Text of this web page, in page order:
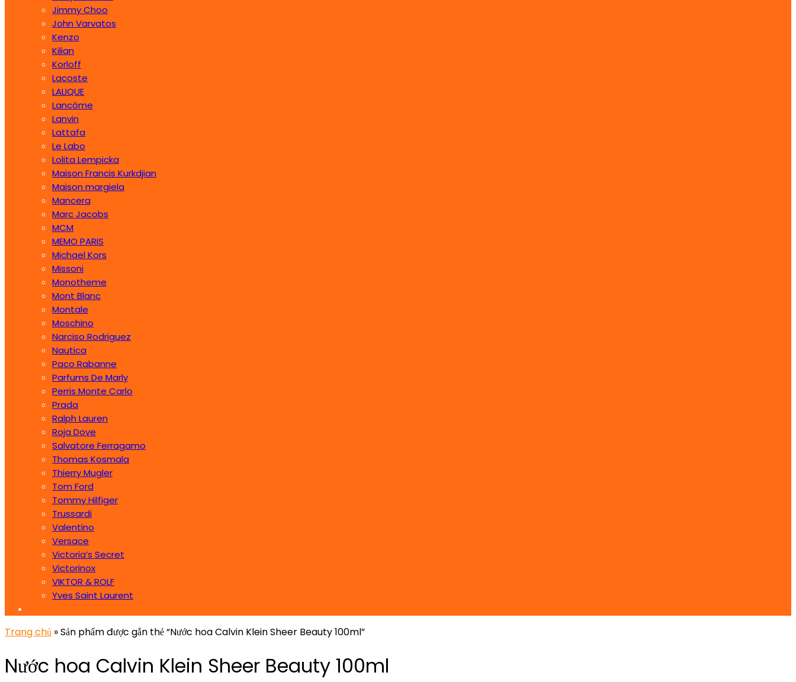
Jimmy Choo
John Varvatos
Kenzo
Kilian
Korloff
Lacoste
LALIQUE
Lancôme
Lanvin
Lattafa
Le Labo
Lolita Lempicka
Maison Francis Kurkdjian
Maison margiela
Mancera
Marc Jacobs
MCM
MEMO PARIS
Michael Kors
Missoni
Monotheme
Mont Blanc
Montale
Moschino
Narciso Rodriguez
Nautica
Paco Rabanne
Parfums De Marly
Perris Monte Carlo
Prada
Ralph Lauren
Roja Dove
Salvatore Ferragamo
Thomas Kosmala
Thierry Mugler
Tom Ford
Tommy Hilfiger
Trussardi
Valentino
Versace
Victoria’s Secret
Victorinox
VIKTOR & ROLF
Yves Saint Laurent
Trang chủ » Sản phẩm được gắn thẻ “Nước hoa Calvin Klein Sheer Beauty 100ml”
Nước hoa Calvin Klein Sheer Beauty 100ml